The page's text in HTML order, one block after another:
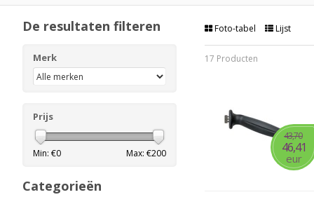
Foto-tabel Lijst
17 Producten
43,70
46,41
eur
De resultaten filteren
Merk
Prijs
Min: €0 Max: €200
Categorieën